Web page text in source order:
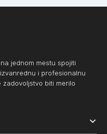
jednom mestu spojiti
i profesionalnu
biti merilo